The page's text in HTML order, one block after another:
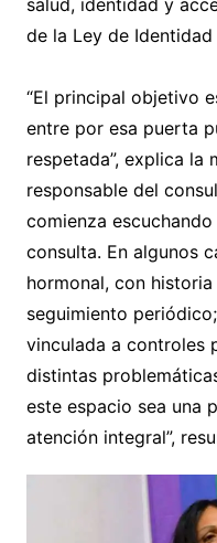
salud, identidad y
de la Ley de Identidad
“El principal objetivo
entre por esa puerta
respetada”, explica la
responsable del
comienza
consulta. En algunos
hormonal, con
seguimiento
vinculada a controles
distintas
este espacio sea una
atención integral”,